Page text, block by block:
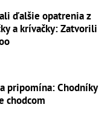
ďalšie opatrenia z
a krívačky: Zatvorili
pripomína: Chodníky
chodcom